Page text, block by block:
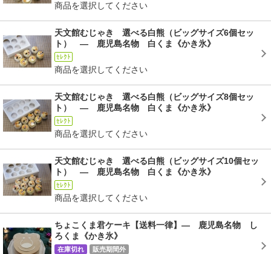
商品を選択してください
天文館むじゃき 選べる白熊（ビッグサイズ6個セッ
ト） ― 鹿児島名物 白くま《かき氷》
ｾﾚｸﾄ
商品を選択してください
天文館むじゃき 選べる白熊（ビッグサイズ8個セッ
ト） ― 鹿児島名物 白くま《かき氷》
ｾﾚｸﾄ
商品を選択してください
天文館むじゃき 選べる白熊（ビッグサイズ10個セッ
ト） ― 鹿児島名物 白くま《かき氷》
ｾﾚｸﾄ
商品を選択してください
ちょこくま君ケーキ【送料一律】― 鹿児島名物 し
ろくま《かき氷》
在庫切れ 販売期間外